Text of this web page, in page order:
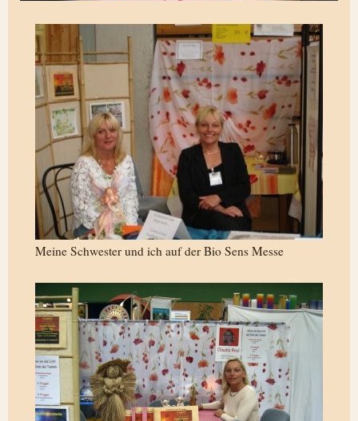
Meine Schwester und ich auf der Bio Sens Messe